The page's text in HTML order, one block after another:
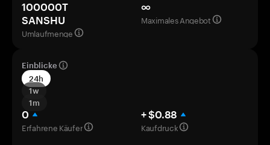
100000T
SANSHU
Umlaufmenge
∞
Maximales Angebot
Einblicke
24h
1w
1m
0
Erfahrene Käufer
+ $0.88
Kaufdruck